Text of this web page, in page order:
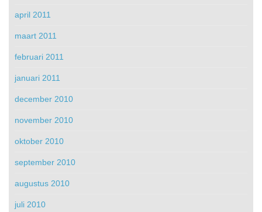
april 2011
maart 2011
februari 2011
januari 2011
december 2010
november 2010
oktober 2010
september 2010
augustus 2010
juli 2010